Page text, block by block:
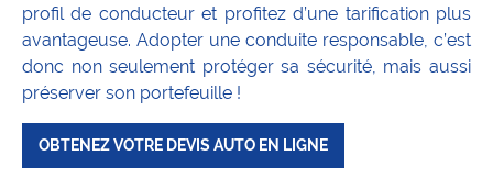
profil de conducteur et profitez d’une tarification plus
avantageuse. Adopter une conduite responsable, c’est
donc non seulement protéger sa sécurité, mais aussi
préserver son portefeuille !
OBTENEZ VOTRE DEVIS AUTO EN LIGNE